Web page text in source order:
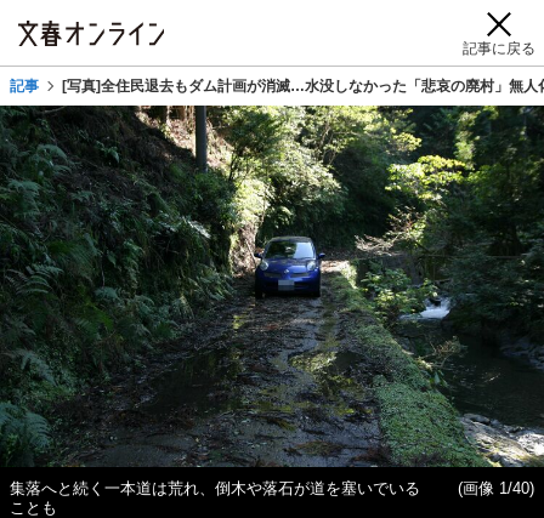
記事に戻る
記事 [写真]全住民退去もダム計画が消滅…水没しなかった「悲哀の廃村」無人
集落へと続く一本道は荒れ、倒木や落石が道を塞いでいる
ことも
(画像 1/40)